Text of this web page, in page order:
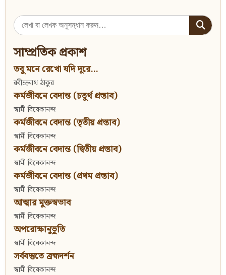
Search
for:
সাম্প্রতিক প্রকাশ
তবু মনে রেখো যদি দূরে...
রবীন্দ্রনাথ ঠাকুর
কর্মজীবনে বেদান্ত (চতুর্থ প্রস্তাব)
স্বামী বিবেকানন্দ
কর্মজীবনে বেদান্ত (তৃতীয় প্রস্তাব)
স্বামী বিবেকানন্দ
কর্মজীবনে বেদান্ত (দ্বিতীয় প্রস্তাব)
স্বামী বিবেকানন্দ
কর্মজীবনে বেদান্ত (প্রথম প্রস্তাব)
স্বামী বিবেকানন্দ
আত্মার মুক্তস্বভাব
স্বামী বিবেকানন্দ
অপরোক্ষানুভূতি
স্বামী বিবেকানন্দ
সর্ববস্তুতে ব্রহ্মদর্শন
স্বামী বিবেকানন্দ